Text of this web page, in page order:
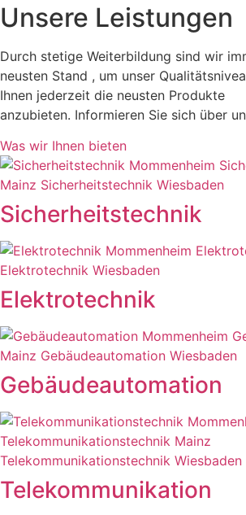
Unsere Leistungen
Durch stetige Weiterbildung sind wir
neusten Stand , um unser
Ihnen jederzeit die neusten Produkte
anzubieten. Informieren Sie sich über
Was wir Ihnen bieten
Sicherheitstechnik
Elektrotechnik
Gebäudeautomation
Telekommunikation